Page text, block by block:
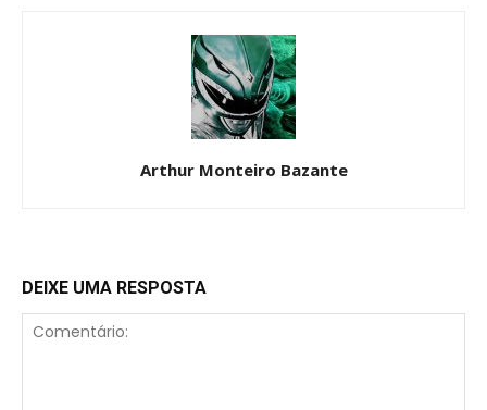
Arthur Monteiro Bazante
DEIXE UMA RESPOSTA